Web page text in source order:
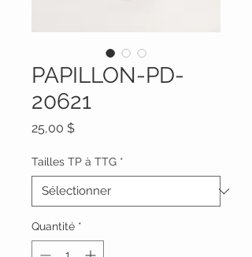
PAPILLON-PD-
20621
25,00 $Prix
Tailles TP à TTG *
Quantité *